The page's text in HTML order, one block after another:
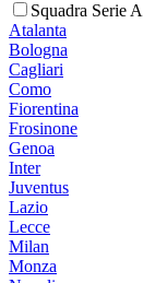
Squadra Serie A
Atalanta
Bologna
Cagliari
Como
Fiorentina
Frosinone
Genoa
Inter
Juventus
Lazio
Lecce
Milan
Monza